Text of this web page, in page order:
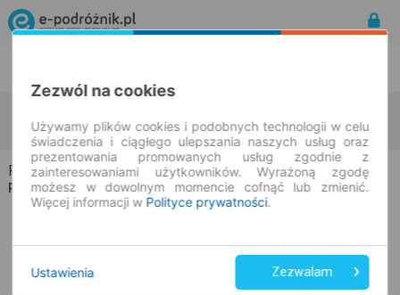
09.08.2026 | -- : --
zmień kryteria
Popów Głowieński → Mąkolice
Rozkład jazdy i bilety
Upss... Nie udało nam się
Zezwól na cookies
Używamy plików cookies i podobnych technologii w celu
świadczenia i ciągłego ulepszania naszych usług oraz
prezentowania promowanych usług zgodnie z
zainteresowaniami użytkowników. Wyrażoną zgodę
możesz w dowolnym momencie cofnąć lub zmienić.
Więcej informacji w Polityce prywatności.
Ustawienia Zezwalam